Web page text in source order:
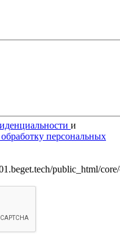
и
обработку персональных
public_html/